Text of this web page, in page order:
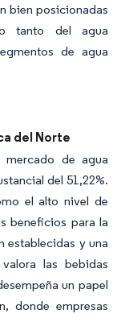
bien posicionadas
tanto del agua
de agua
del Norte
de agua
del 51,22%.
el alto nivel de
beneficios para la
establecidas y una
las bebidas
un papel
donde empresas